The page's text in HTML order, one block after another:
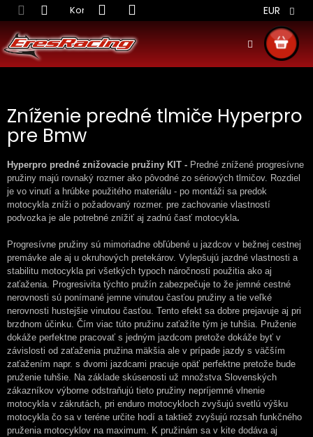
Prejsť
na
obsah
Kontakt Obchodné podmienky Doprava
EUR
KOŠÍK
Zníženie predné tlmiče Hyperpro
pre Bmw
Hyperpro predné znižovacie pružiny KIT - Predné znížené progresívne
pružiny majú rovnaký rozmer ako pôvodné zo sériových tlmičov. Rozdiel
je vo vinutí a hrúbke použitého materiálu - po montáži sa predok
motocykla zníži o požadovaný rozmer. pre zachovanie vlastností
podvozka je ale potrebné znížiť aj zadnú časť motocykla.
Progresívne pružiny sú mimoriadne obľúbené u jazdcov v bežnej cestnej
premávke ale aj u okruhových pretekárov. Vylepšujú jazdné vlastnosti a
stabilitu motocykla pri všetkých typoch náročnosti použitia ako aj
zaťaženia. Progresivita týchto pružín zabezpečuje to že jemné cestné
nerovnosti sú ponímané jemne vinutou časťou pružiny a tie veľké
nerovnosti hustejšie vinutou časťou. Tento efekt sa dobre prejavuje aj pri
brzdnom účinku. Čím viac túto pružinu zaťažíte tým je tuhšia. Pruženie
dokáže perfektne pracovať s jedným jazdcom pretože dokáže byť v
závislosti od zaťaženia pružina mäkšia ale v prípade jazdy s väčším
zaťažením napr. s dvomi jazdcami pracuje opäť perfektne pretože bude
pruženie tuhšie. Na základe skúsenosti už množstva Slovenských
zákazníkov výborne odstraňujú tieto pružiny nepríjemné vlnenie
motocykla v zákrutách, pri enduro motocykloch zvyšujú svetlú výšku
motocykla čo sa v teréne určite hodí a taktiež zvyšujú rozsah funkčného
pruženia motocyklov na maximum. K pružinám sa v kite dodáva aj